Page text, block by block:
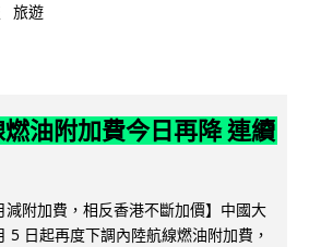
旅遊
油附加費今日再降 連續
減附加費，相反香港不斷加價】中國大
5 日起再度下調內陸航線燃油附加費，